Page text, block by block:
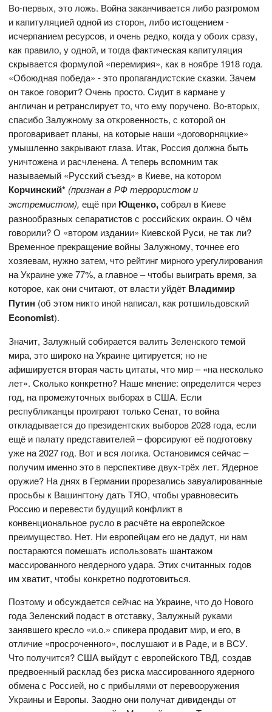
Во-первых, это ложь. Война заканчивается либо разгромом
и капитуляцией одной из сторон, либо истощением -
исчерпанием ресурсов, и очень редко, когда у обоих сразу,
как правило, у одной, и тогда фактическая капитуляция
скрывается формулой «перемирия», как в ноябре 1918 года.
«Обоюдная победа» - это пропагандистские сказки. Зачем
он такое говорит? Очень просто. Сидит в кармане у
англичан и ретранслирует то, что ему поручено. Во-вторых,
спасибо Залужному за откровенность, с которой он
проговаривает планы, на которые наши «договорняцкие»
умышленно закрывают глаза. Итак, Россия должна быть
уничтожена и расчленена. А теперь вспомним так
называемый «Русский съезд» в Киеве, на котором
Корчинский* (признан в РФ террористом и
экстремистом), ещё при Ющенко,собрал в Киеве
разнообразных сепаратистов с российских окраин. О чём
говорили? О «втором издании» Киевской Руси, не так ли?
Временное прекращение войны Залужному, точнее его
хозяевам, нужно затем, что рейтинг мирного урегулирования
на Украине уже 77%, а главное – чтобы выиграть время, за
которое, как они считают, от власти уйдёт Владимир
Путин (об этом никто иной написал, как ротшильдовский
Economist).
Значит, Залужный собирается валить Зеленского темой
мира, это широко на Украине цитируется; но не
афишируется вторая часть цитаты, что мир – «на несколько
лет». Сколько конкретно? Наше мнение: определится через
год, на промежуточных выборах в США. Если
республиканцы проиграют только Сенат, то война
откладывается до президентских выборов 2028 года, если
ещё и палату представителей – форсируют её подготовку
уже на 2027 год. Вот и вся логика. Остановимся сейчас –
получим именно это в перспективе двух-трёх лет. Ядерное
оружие? На днях в Германии прорезались завуалированные
просьбы к Вашингтону дать ТЯО, чтобы уравновесить
Россию и перевести будущий конфликт в
конвенциональное русло в расчёте на европейское
преимущество. Нет. Ни европейцам его не дадут, ни нам
постараются помешать использовать шантажом
массированного неядерного удара. Этих считанных годов
им хватит, чтобы конкретно подготовиться.
Поэтому и обсуждается сейчас на Украине, что до Нового
года Зеленский подаст в отставку, Залужный руками
занявшего кресло «и.о.» спикера продавит мир, и его, в
отличие «просроченного», послушают и в Раде, и в ВСУ.
Что получится? США выйдут с европейского ТВД, создав
предвоенный расклад без риска массированного ядерного
обмена с Россией, но с прибылями от перевооружения
Украины и Европы. Заодно они получат дивиденды от